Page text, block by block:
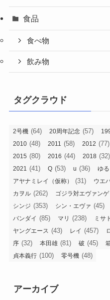
食品
食べ物
飲み物
タグクラウド
2号機 (64) 20周年記念 (57)
2010 (48) 2011 (58) 2012 (77)
2015 (80) 2016 (44) 2018 (32)
2021 (41) Q (53) u (36) ゆる
アヤナミレイ（仮称） (31) ウエ
カヲル (262) ゴジラ対エヴァン
シンジ (353) シン・エヴァ (45)
バンダイ (85) マリ (238) ミサト
ヤングエース (43) レイ (457)
序 (32) 本田雄 (81) 破 (45)
貞本義行 (100) 零号機 (48)
アーカイブ